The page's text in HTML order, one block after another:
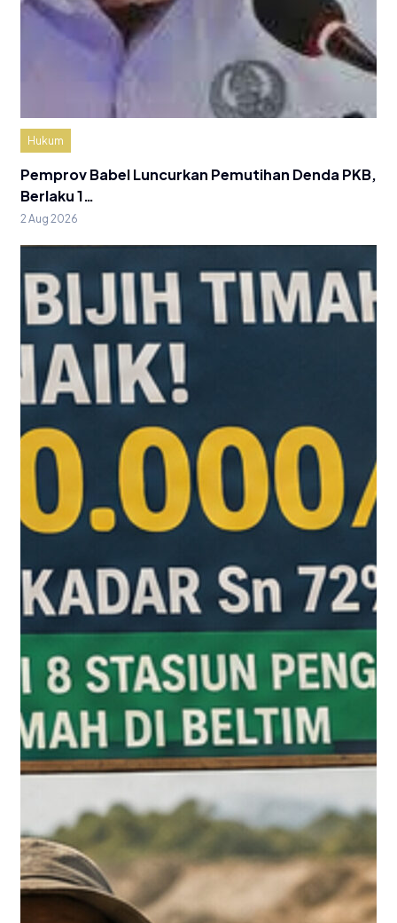
Hukum
Pemprov Babel Luncurkan Pemutihan Denda PKB,
Berlaku 1…
2 Aug 2026